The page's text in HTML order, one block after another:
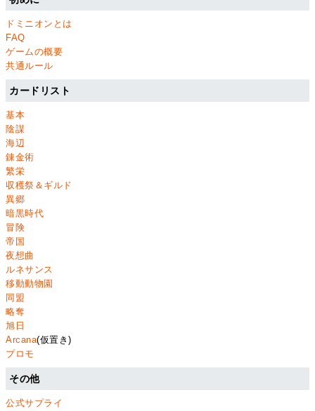
ドミニオンとは
FAQ
ゲームの概要
共通ルール
カードリスト
基本
陰謀
海辺
錬金術
繁栄
収穫祭＆ギルド
異郷
暗黒時代
冒険
帝国
夜想曲
ルネサンス
移動動物園
同盟
略奪
旭日
Arcana(仮置き)
プロモ
その他
公式サプライ